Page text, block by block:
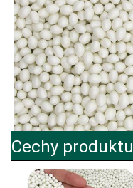
Cechy produktu